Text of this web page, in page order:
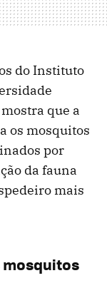
do Instituto
que a
os mosquitos
por
da fauna
mais
mosquitos